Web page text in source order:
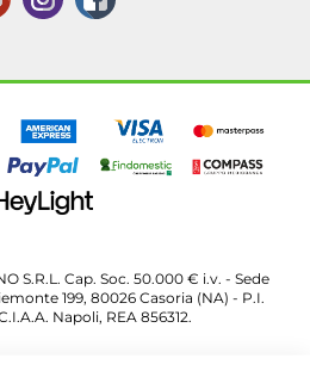
S.R.L. Cap. Soc. 50.000 € i.v. - Sede
199, 80026 Casoria (NA) - P.I.
Napoli, REA 856312.